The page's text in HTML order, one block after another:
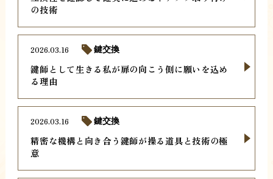
の技術
鍵師として生きる私が扉の向こう側に願いを込め
る理由
2026.03.16 鍵交換
精密な機構と向き合う鍵師が操る道具と技術の極
意
2026.03.16 鍵交換